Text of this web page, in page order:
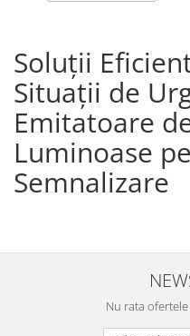
Soluții
Situații de
Emitatoare
Luminoase
Semnalizare
Nu rata